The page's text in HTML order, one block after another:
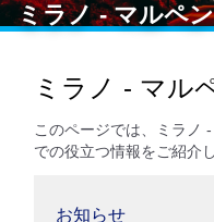
ミラノ - マルペ
ミラノ - マル
このページでは、ミラノ
での役立つ情報をご紹介
お知らせ